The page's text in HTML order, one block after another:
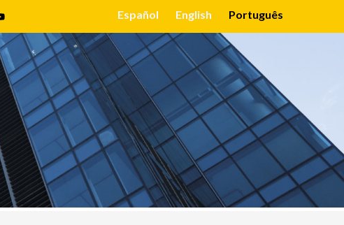
Español English Português
BODEGAS E WEST EXPERIÊNCIAS EVENTOS CONTATE-NOS